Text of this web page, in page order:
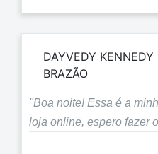
DAYVEDY
BRAZÃO
"Boa noite! Essa é a
loja online, espero fazer